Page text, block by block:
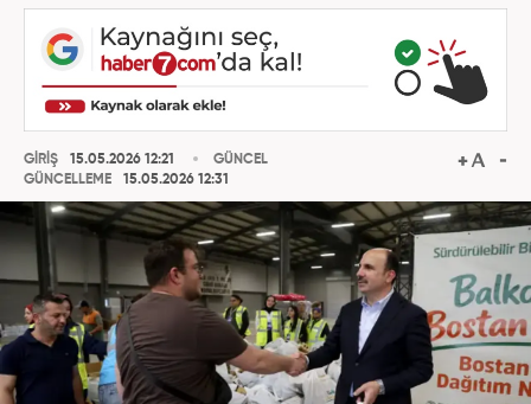
GİRİŞ
15.05.2026 12:21
GÜNCELLEME
15.05.2026 12:31
GÜNCEL